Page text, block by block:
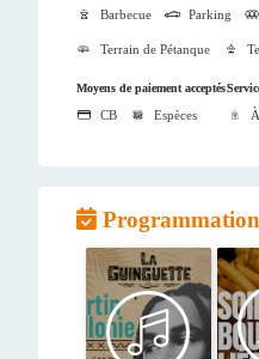
Barbecue Parking
Terrain de Pétanque
Moyens de paiement acceptés
CB Espèces
Programmation